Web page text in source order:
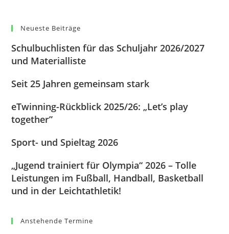
Neueste Beiträge
Schulbuchlisten für das Schuljahr 2026/2027
und Materialliste
Seit 25 Jahren gemeinsam stark
eTwinning-Rückblick 2025/26: „Let’s play
together”
Sport- und Spieltag 2026
„Jugend trainiert für Olympia“ 2026 – Tolle
Leistungen im Fußball, Handball, Basketball
und in der Leichtathletik!
Anstehende Termine